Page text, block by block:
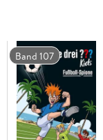
Band 107